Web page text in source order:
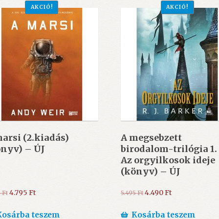
(2.kiadás)
– ÚJ
AKCIÓ!
Ft Original
was:
4.795 FtCurrent
is:
teszem
A megsebzett
birodalom-trilógia 1.
Az orgyilkosok ideje
(könyv) – ÚJ
AKCIÓ!
5.495Ft Original
was:
4.490FtCurrent
is:
Kosárba teszem